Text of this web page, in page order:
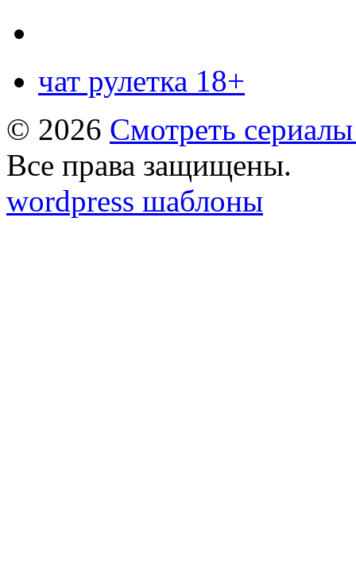
чат рулетка 18+
© 2026 Смотреть
Все права защищены.
wordpress шаблоны